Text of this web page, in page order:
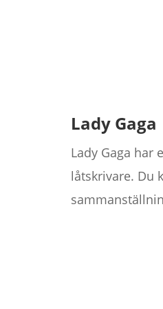
Lady Gaga
Lady Gaga har
låtskrivare. Du